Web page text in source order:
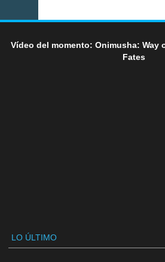
Vídeo del momento: Onimusha: Way
Fates
LO ÚLTIMO